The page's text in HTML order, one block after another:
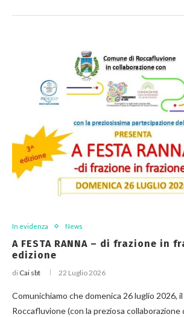
In evidenza News
A FESTA RANNA – di frazione in
edizione
di Cai sbt 22 Luglio 2026
Comunichiamo che domenica 26 luglio 2026,
Roccafluvione (con la preziosa collaborazione